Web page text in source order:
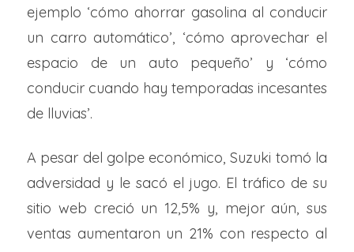
ejemplo ‘cómo ahorrar gasolina al conducir
un carro automático’, ‘cómo aprovechar el
espacio de un auto pequeño’ y ‘cómo
conducir cuando hay temporadas incesantes
de lluvias’.
A pesar del golpe económico, Suzuki tomó la
adversidad y le sacó el jugo. El tráfico de su
sitio web creció un 12,5% y, mejor aún, sus
ventas aumentaron un 21% con respecto al